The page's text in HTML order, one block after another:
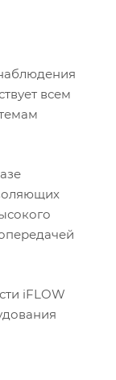
всем
iFLOW